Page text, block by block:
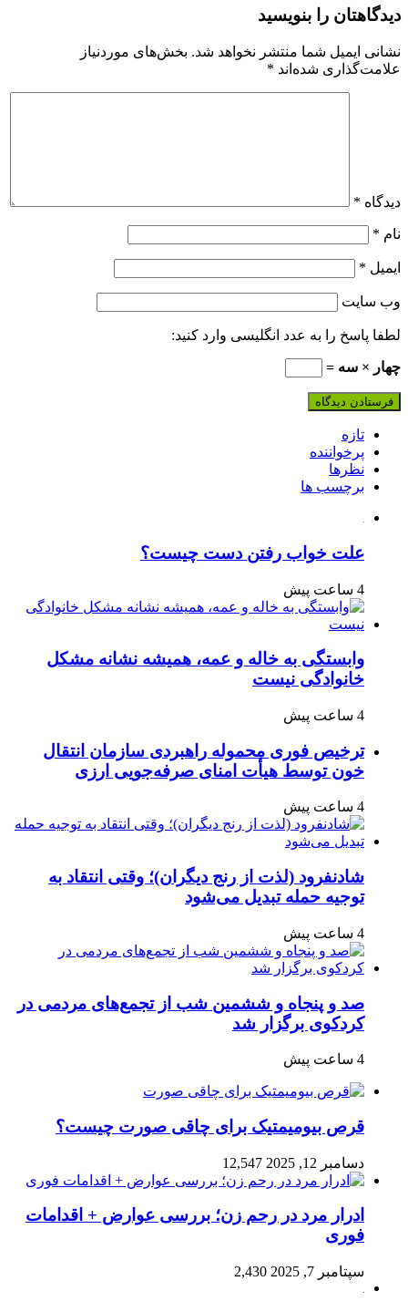
دیدگاهتان را بنویسید
نشانی ایمیل شما منتشر نخواهد شد. بخش‌های موردنیاز
علامت‌گذاری شده‌اند *
دیدگاه *
نام *
ایمیل *
وب‌ سایت
لطفا پاسخ را به عدد انگلیسی وارد کنید:
چهار × سه =
تازه
پرخواننده
نظرها
برچسب ها
علت خواب رفتن دست چیست؟
4 ساعت پیش
وابستگی به خاله و عمه، همیشه نشانه مشکل
خانوادگی نیست
4 ساعت پیش
ترخیص فوری محموله راهبردی سازمان انتقال
خون توسط هیأت امنای صرفه‌جویی ارزی
4 ساعت پیش
شادنفرود (لذت از رنج دیگران)؛ وقتی انتقاد به
توجیه حمله تبدیل می‌شود
4 ساعت پیش
صد و پنجاه‌ و ششمین شب از تجمع‌های مردمی در
کردکوی برگزار شد
4 ساعت پیش
قرص بیومیمتیک برای چاقی صورت چیست؟
دسامبر 12, 2025 12,547
ادرار مرد در رحم زن؛ بررسی عوارض + اقدامات
فوری
سپتامبر 7, 2025 2,430